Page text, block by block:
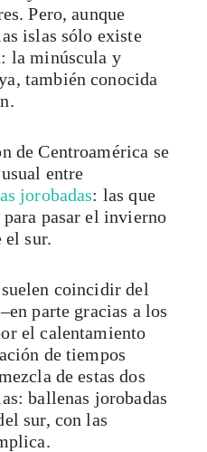
Pero, aunque
islas sólo existe
la minúscula y
también conocida
de Centroamérica se
entre
jorobadas: las que
pasar el invierno
el sur.
coincidir del
parte gracias a los
el calentamiento
de tiempos
de estas dos
ballenas jorobadas
sur, con las